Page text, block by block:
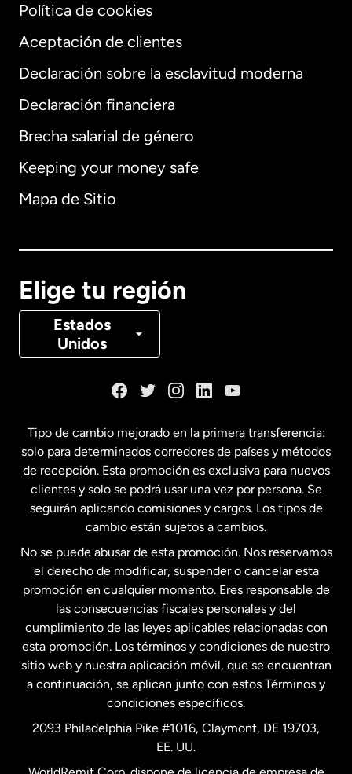
Política de cookies
Aceptación de clientes
Declaración sobre la esclavitud moderna
Declaración financiera
Brecha salarial de género
Keeping your money safe
Mapa de Sitio
Elige tu región
Estados
Unidos
Internacional English
Alemania
Canadá Français
Estados Unidos English
Estados Unidos Español
Francia
Malasia
Nueva Zelanda
Países Bajos
Tipo de cambio mejorado en la primera transferencia:
solo para determinados corredores de países y métodos
de recepción. Esta promoción es exclusiva para nuevos
clientes y solo se podrá usar una vez por persona. Se
seguirán aplicando comisiones y cargos. Los tipos de
cambio están sujetos a cambios.
No se puede abusar de esta promoción. Nos reservamos
el derecho de modificar, suspender o cancelar esta
promoción en cualquier momento. Eres responsable de
las consecuencias fiscales personales y del
cumplimiento de las leyes aplicables relacionadas con
esta promoción. Los términos y condiciones de nuestro
sitio web y nuestra aplicación móvil, que se encuentran
a continuación, se aplican junto con estos Términos y
condiciones específicos.
2093 Philadelphia Pike #1016, Claymont, DE 19703,
EE. UU.